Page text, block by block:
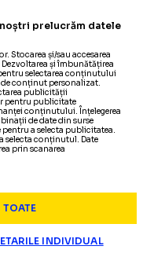
prelucrăm datele
Stocarea și/sau accesarea
și îmbunătățirea
selectarea conținutului
conținut personalizat.
publicității
pentru publicitate
conținutului. Înțelegerea
de date din surse
a selecta publicitatea.
selecta conținutul. Date
prin scanarea
TOATE
INDIVIDUAL